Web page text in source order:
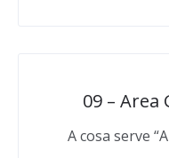
09 – Area
A cosa serve